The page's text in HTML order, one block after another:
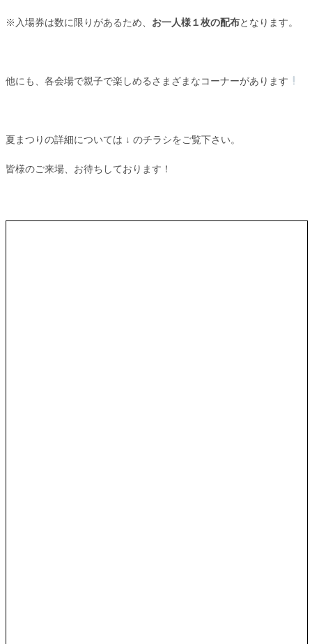
※入場券は数に限りがあるため、 お一人様１枚の配布となります。
他にも、各会場で親子で楽しめるさまざまなコーナーがあります
夏まつりの詳細については ↓ のチラシをご覧下さい。
皆様のご来場、お待ちしております！